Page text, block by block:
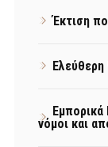
Έκτιση
Ελεύθερη
Εμπορικά
νόμοι και